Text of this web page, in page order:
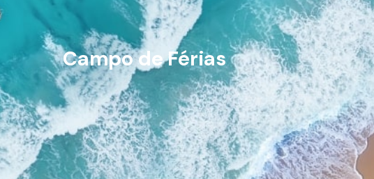
Campo de Férias